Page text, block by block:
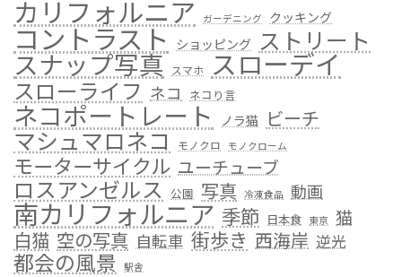
カリフォルニア ガーデニング クッキング
コントラスト ショッピング ストリート
スナップ写真 スマホ スローデイ
スローライフ ネコ ネコり言
ネコポートレート ノラ猫 ビーチ
マシュマロネコ モノクロ モノクローム
モーターサイクル ユーチューブ
ロスアンゼルス 公園 写真 冷凍食品 動画
南カリフォルニア 季節 日本食 東京 猫
白猫 空の写真 自転車 街歩き 西海岸 逆光
都会の風景 駅舎